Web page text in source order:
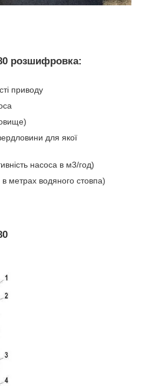
розшифровка:
приводу
для якої
насоса в м3/год)
метрах водяного стовпа)